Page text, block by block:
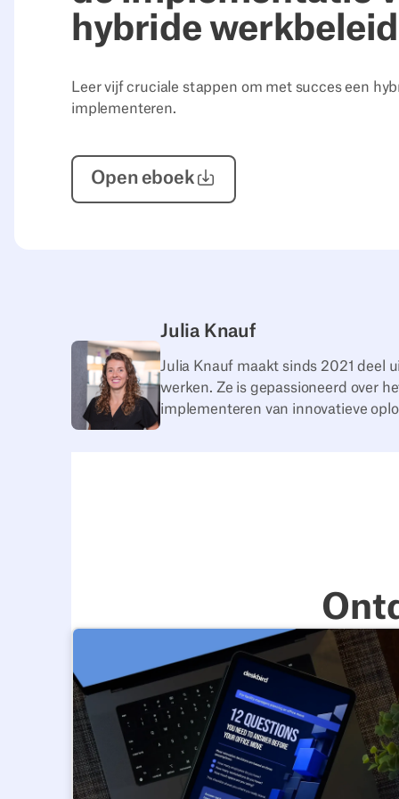
hybride werkbeleid
Leer vijf cruciale stappen om met succes een
implementeren.
Open eboek
Julia Knauf
Julia Knauf maakt sinds 2021 deel
werken. Ze is gepassioneerd over
implementeren van innovatieve
12 vragen die je moet beantwoorden voordat je